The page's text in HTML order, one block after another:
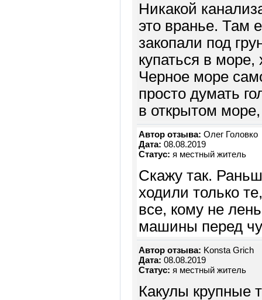
Никакой
это вранье. Там
закопали под
купаться в море,
Черное море
просто думать
в открытом
Автор отзыва: Олег Головко
Дата: 08.08.2019
Статус: я местный житель
Cкажу так.
ходили только
все, кому не
машины перед
Автор отзыва: Konsta Grich
Дата: 08.08.2019
Статус: я местный житель
Какулы крупные